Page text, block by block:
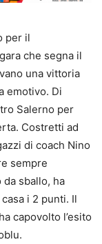
per il
che segna il
una vittoria
emotivo. Di
Salerno per
Costretti ad
di coach Nino
sempre
sballo, ha
i 2 punti. Il
capovolto l’esito